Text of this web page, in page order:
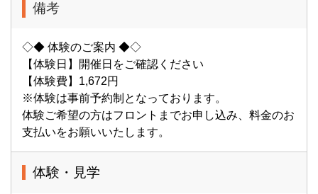
備考
◇◆ 体験のご案内 ◆◇
【体験日】開催日をご確認ください
【体験費】1,672円
※体験は事前予約制となっております。
体験ご希望の方はフロントまでお申し込み、料金のお
支払いをお願いいたします。
体験・見学